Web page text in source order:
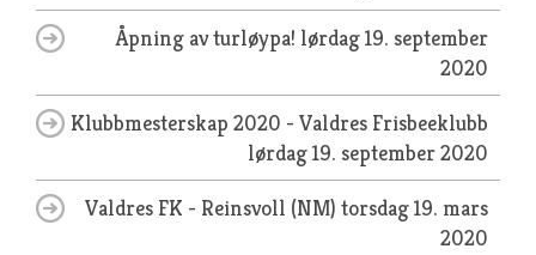
Åpning av turløypa! lørdag 19. september
2020
Klubbmesterskap 2020 - Valdres Frisbeeklubb
lørdag 19. september 2020
Valdres FK - Reinsvoll (NM) torsdag 19. mars
2020